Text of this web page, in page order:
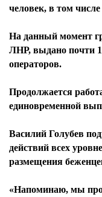
человек, в том числе
На данный момент
ЛНР, выдано почти
операторов.
Продолжается
единовременной
Василий Голубев
действий всех
размещения
«Напоминаю, мы